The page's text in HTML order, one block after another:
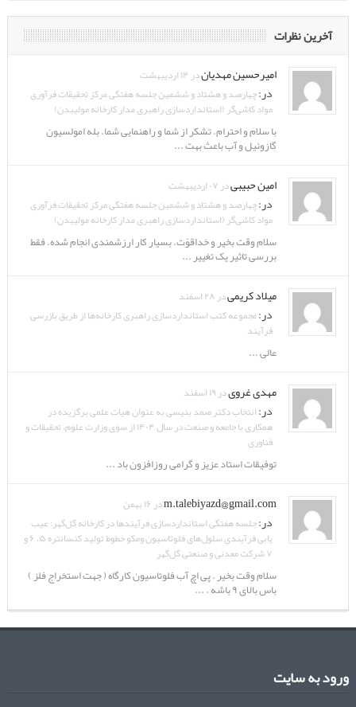
آخرین نظرات
امیرحسین مهدیاندر ۱۴ اردیبهشت
در:چهارصد و هشتاد و ششمین جلسه هفتگی مرکز تحقیقات فرآوری
مواد کاشی‌گر (استانداردسازی راهبری مدار کارخانه مولیبدن)
با سلام و احترام. تشکر از شما و راهنمایی شما. بله امولسیون
گازوئیل و آب باعث بهت ...
امین حبیبیدر ۰۷ اردیبهشت
در:چهارصد و هشتاد و ششمین جلسه هفتگی مرکز تحقیقات فرآوری
مواد کاشی‌گر (استانداردسازی راهبری مدار کارخانه مولیبدن)
سلام وقت بخیر و خداقوّت. بسیار کار ارزشمندی انجام شده. فقط
بررسی تاثیر یک تغییر ...
میلاد کریمیدر ۲۸ اسفند
در:مجموعه کتب استانداردسازی راهبری کارخانه‌ها از طریق بازرسی
فرآیند
عالی ...
مهدی غرویدر ۱۹ اسفند
در:انتخاب دکتر صمد بنیسی به عنوان هیات علمی برگزیده در
همکاری با جامعه و صنعت در سال ۱۴۰۴ از سوی وزارت علوم، تحقیقات و
فناوری
توفیقات استاد عزیز و گرامی روزافزون باد ...
m.talebiyazd@gmail.comدر ۱۶ بهمن
در:جلسه هفتگی استانداردسازی فرآیندها در کارخانه گل‌گهر: عیب
یابی فرآیندی سلول‌های فلوتاسیون ومکو خطوط تولید کنسانتره ۵، ۶ و
۷ شرکت معدنی و صنعتی گل‌گهر
سلام وقت بخیر . پی اچ آب فلوتاسیون کارگاه ( جهت استخراج فلز )
باس بالای ۹ باشه . ...
ورود به سایت